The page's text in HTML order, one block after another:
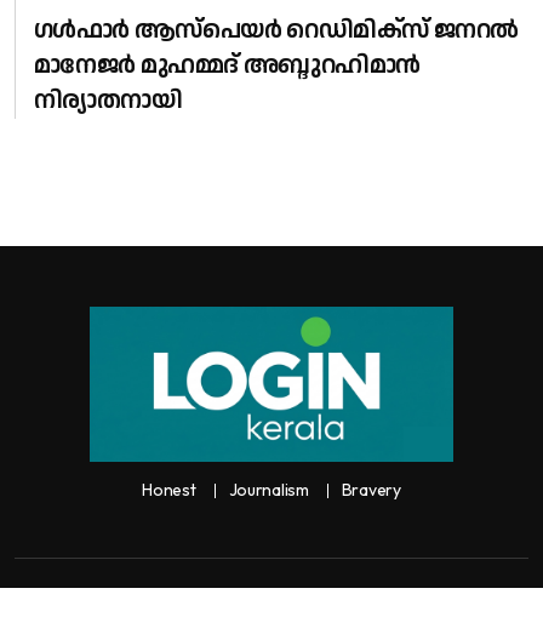
​ഗൾഫാർ ആസ്പെയർ റെഡിമിക്സ് ജനറൽ
മാനേജർ മുഹമ്മദ് അബ്ദുറഹിമാൻ
നിര്യാതനായി
Honest Journalism Bravery